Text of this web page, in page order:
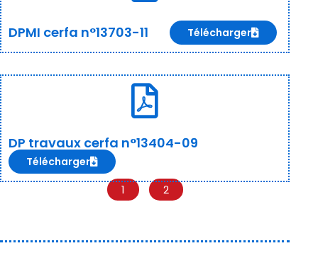
DPMI cerfa n°13703-11 Télécharger
DP travaux cerfa n°13404-09
Télécharger
1 2